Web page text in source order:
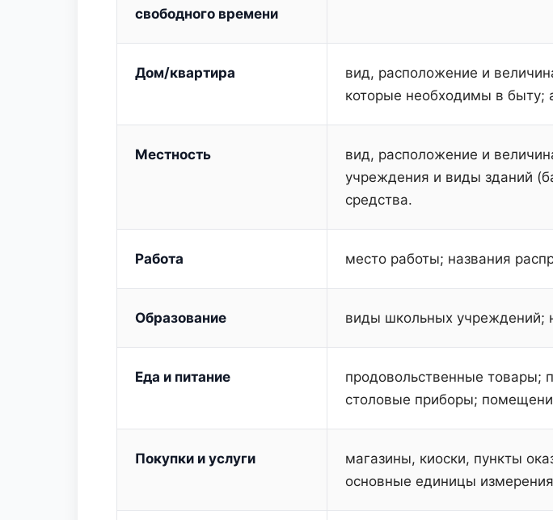
свободного времени
Дом/квартира
вид, расположение и
которые необходимы в быту;
Местность
вид, расположение и
учреждения и виды зданий
средства.
Работа место работы; названия
Образование виды школьных учреждений;
Еда и питание
продовольственные товары;
столовые приборы;
Покупки и услуги
магазины, киоски, пункты
основные единицы